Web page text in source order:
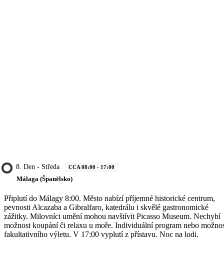
8. Den - Středa CCA 08:00 - 17:00
Málaga (Španělsko)
Připlutí do Málagy 8:00. Město nabízí příjemné historické centrum,
pevnosti Alcazaba a Gibralfaro, katedrálu i skvělé gastronomické
zážitky. Milovníci umění mohou navštívit Picasso Museum. Nechybí
možnost koupání či relaxu u moře. Individuální program nebo
fakultativního výletu. V 17:00 vyplutí z přístavu. Noc na lodi.